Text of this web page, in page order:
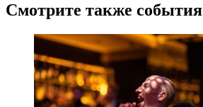
Смотрите также события